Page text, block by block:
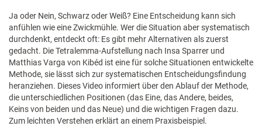
Ja oder Nein, Schwarz oder Weiß? Eine Entscheidung kann sich
anfühlen wie eine Zwickmühle. Wer die Situation aber systematisch
durchdenkt, entdeckt oft: Es gibt mehr Alternativen als zuerst
gedacht. Die Tetralemma-Aufstellung nach Insa Sparrer und
Matthias Varga von Kibéd ist eine für solche Situationen entwickelte
Methode, sie lässt sich zur systematischen Entscheidungsfindung
heranziehen. Dieses Video informiert über den Ablauf der Methode,
die unterschiedlichen Positionen (das Eine, das Andere, beides,
Keins von beiden und das Neue) und die wichtigen Fragen dazu.
Zum leichten Verstehen erklärt an einem Praxisbeispiel.